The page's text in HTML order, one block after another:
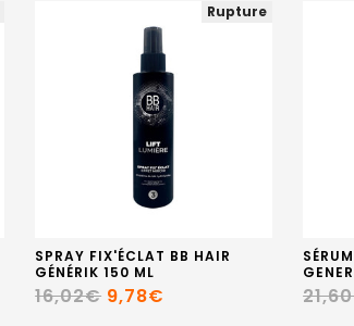
Rupture
SPRAY FIX'ÉCLAT BB HAIR
GÉNÉRIK 150 ML
16,02€ 9,78€